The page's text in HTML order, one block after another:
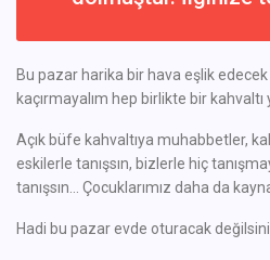
Bu pazar harika bir hava eşlik edecek
kaçırmayalım hep birlikte bir kahvaltı
Açık büfe kahvaltıya muhabbetler,
eskilerle tanışsın, bizlerle hiç
tanışsın... Çocuklarımız daha da
Hadi bu pazar evde oturacak